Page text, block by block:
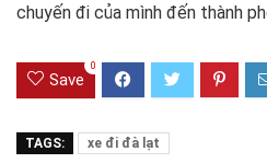
chuyến đi của mình đến thành
Save
0
TAGS: xe đi đà lạt